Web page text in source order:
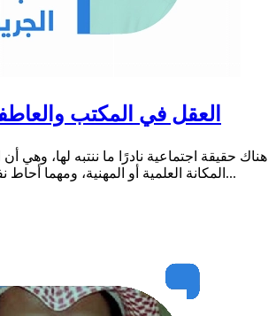
العقل في المكتب
هناك حقيقة اجتماعية نادرًا ما ننتبه لها، وهي
المكانة العلمية أو المهنية، ومهما أحاط نفسه بهالة من الوقار...